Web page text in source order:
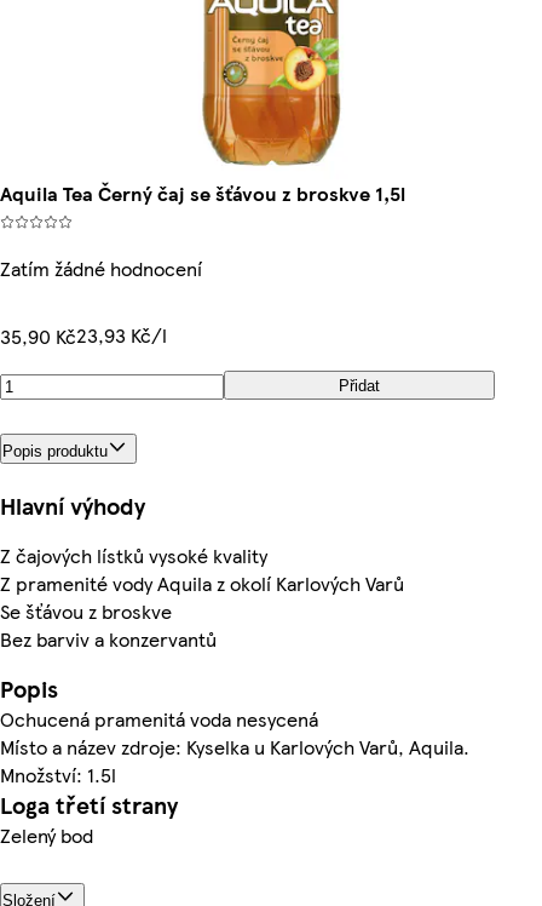
Aquila Tea Černý čaj se šťávou z broskve 1,5l
Zatím žádné hodnocení
35,90 Kč23,93 Kč/l
Přidat
Popis produktu
Hlavní výhody
Z čajových lístků vysoké kvality
Z pramenité vody Aquila z okolí Karlových Varů
Se šťávou z broskve
Bez barviv a konzervantů
Popis
Ochucená pramenitá voda nesycená
Místo a název zdroje: Kyselka u Karlových Varů, Aquila.
Množství: 1.5l
Loga třetí strany
Zelený bod
Složení